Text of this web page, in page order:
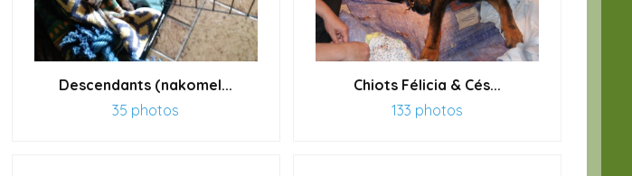
Descendants (nakomel...
35 photos
Chiots Félicia & Cés...
133 photos